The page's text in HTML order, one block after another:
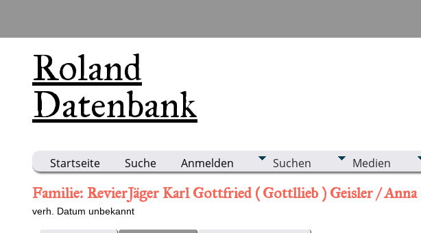
Roland
Datenbank
Startseite Suche Anmelden Suchen Medien
Familie: RevierJäger Karl Gottfried ( Gottllieb ) Geisler / Anna
verh. Datum unbekannt